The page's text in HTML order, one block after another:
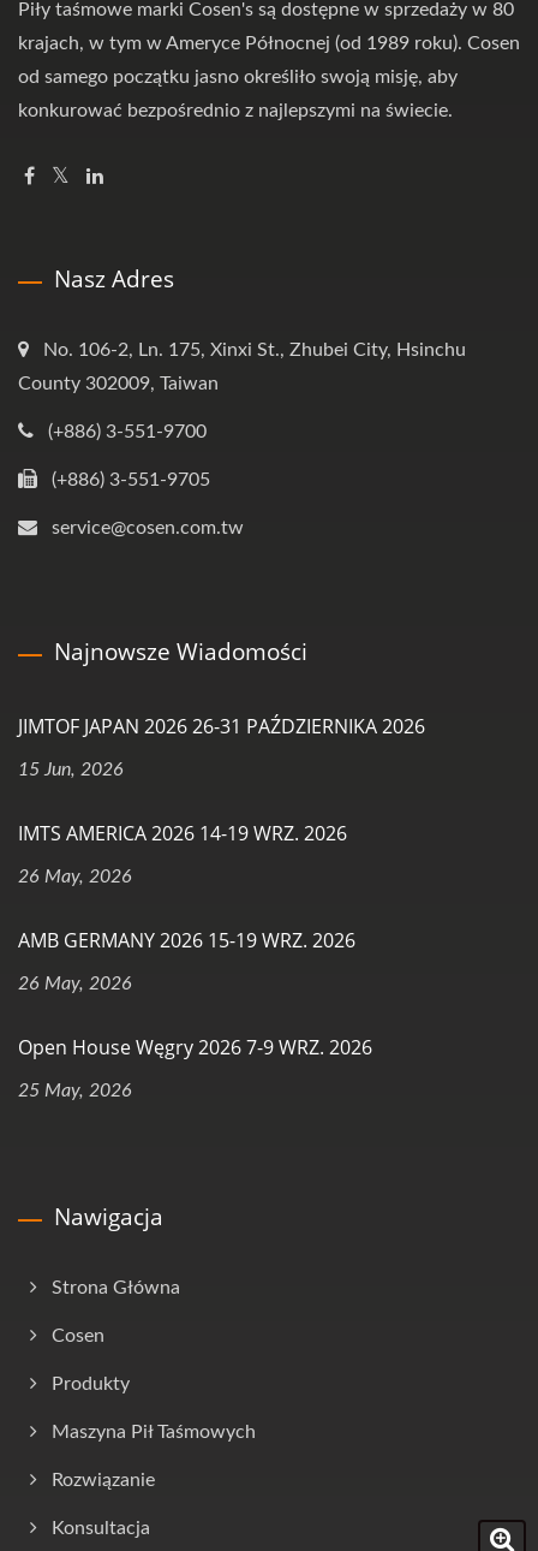
Piły taśmowe marki Cosen's są dostępne w sprzedaży w 80
krajach, w tym w Ameryce Północnej (od 1989 roku). Cosen
od samego początku jasno określiło swoją misję, aby
konkurować bezpośrednio z najlepszymi na świecie.
Nasz Adres
No. 106-2, Ln. 175, Xinxi St., Zhubei City, Hsinchu
County 302009, Taiwan
(+886) 3-551-9700
(+886) 3-551-9705
service@cosen.com.tw
Najnowsze Wiadomości
JIMTOF JAPAN 2026 26-31 PAŹDZIERNIKA 2026
15 Jun, 2026
IMTS AMERICA 2026 14-19 WRZ. 2026
26 May, 2026
AMB GERMANY 2026 15-19 WRZ. 2026
26 May, 2026
Open House Węgry 2026 7-9 WRZ. 2026
25 May, 2026
Nawigacja
Strona Główna
Cosen
Produkty
Maszyna Pił Taśmowych
Rozwiązanie
Konsultacja